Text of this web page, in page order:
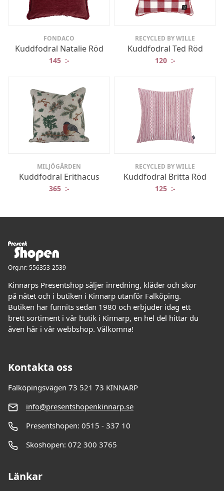
FONDACO
Kuddfodral Natalie Röd
145 :-
RECYCLED BY WILLE
Kuddfodral Ted Röd
120 :-
MILJÖGÅRDEN
Kuddfodral Erithacus
365 :-
RECYCLED BY WILLE
Kuddfodral Britta Röd
125 :-
Org.nr: 556353-2539
Kinnarps Presentshop säljer inredning, kläder och skor
på nätet och i butiken i Kinnarp utanför Falköping.
Butiken har funnits sedan 1980 och erbjuder idag ett
brett sortiment i vår butik i Kinnarp, en hel del hittar du
även här i vår webbshop. Välkomna!
Kontakta oss
Falköpingsvägen 73 521 73 KINNARP
info@presentshopenkinnarp.se
Presentshopen: 0515 - 337 10
Skoshopen: 072 300 3765
Länkar